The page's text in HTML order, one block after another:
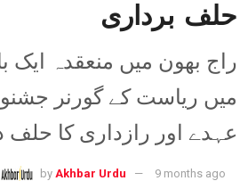
حلف برداری
راج بھون میں منعقدہ ایک
میں ریاست کے گورنر جشنو
عہدے اور رازداری کا حلف
by Akhbar Urdu 9 months ago